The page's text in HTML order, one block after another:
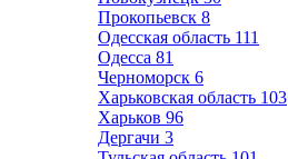
Прокопьевск 8
Одесская область 111
Одесса 81
Черноморск 6
Харьковская область 103
Харьков 96
Дергачи 3